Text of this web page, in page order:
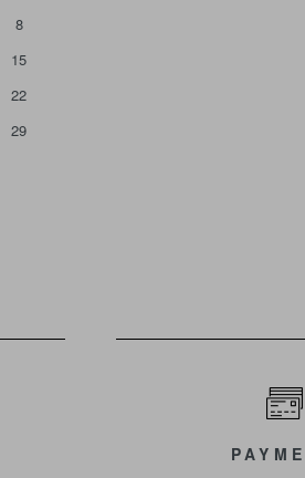
8
15
22
29